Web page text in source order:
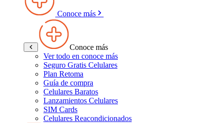
Conoce más
Conoce más
Ver todo en conoce más
Seguro Gratis Celulares
Plan Retoma
Guía de compra
Celulares Baratos
Lanzamientos Celulares
SIM Cards
Celulares Reacondicionados